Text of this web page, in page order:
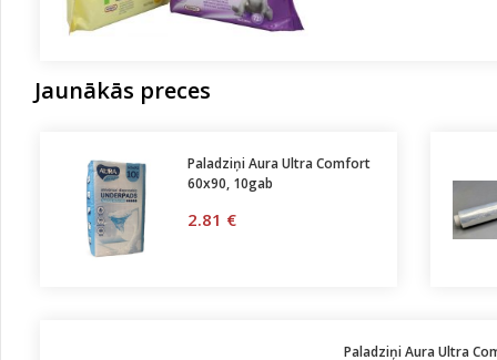
Jaunākās preces
Paladziņi Aura Ultra Comfort
60x90, 10gab
2.81 €
Paladziņi Aura Ultra